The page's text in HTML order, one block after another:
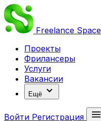
Freelance Space
Проекты
Фрилансеры
Услуги
Вакансии
Ещё expand_more
Войти Регистрация
menu